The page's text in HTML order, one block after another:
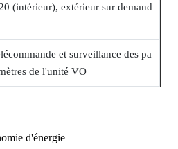
(intérieur), extérieur sur demand
et surveillance des pa
de l'unité VO
d'énergie